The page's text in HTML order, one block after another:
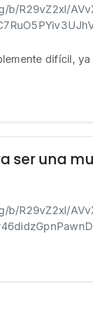
R29vZ2xl/
difícil,
ser una
R29vZ2xl/